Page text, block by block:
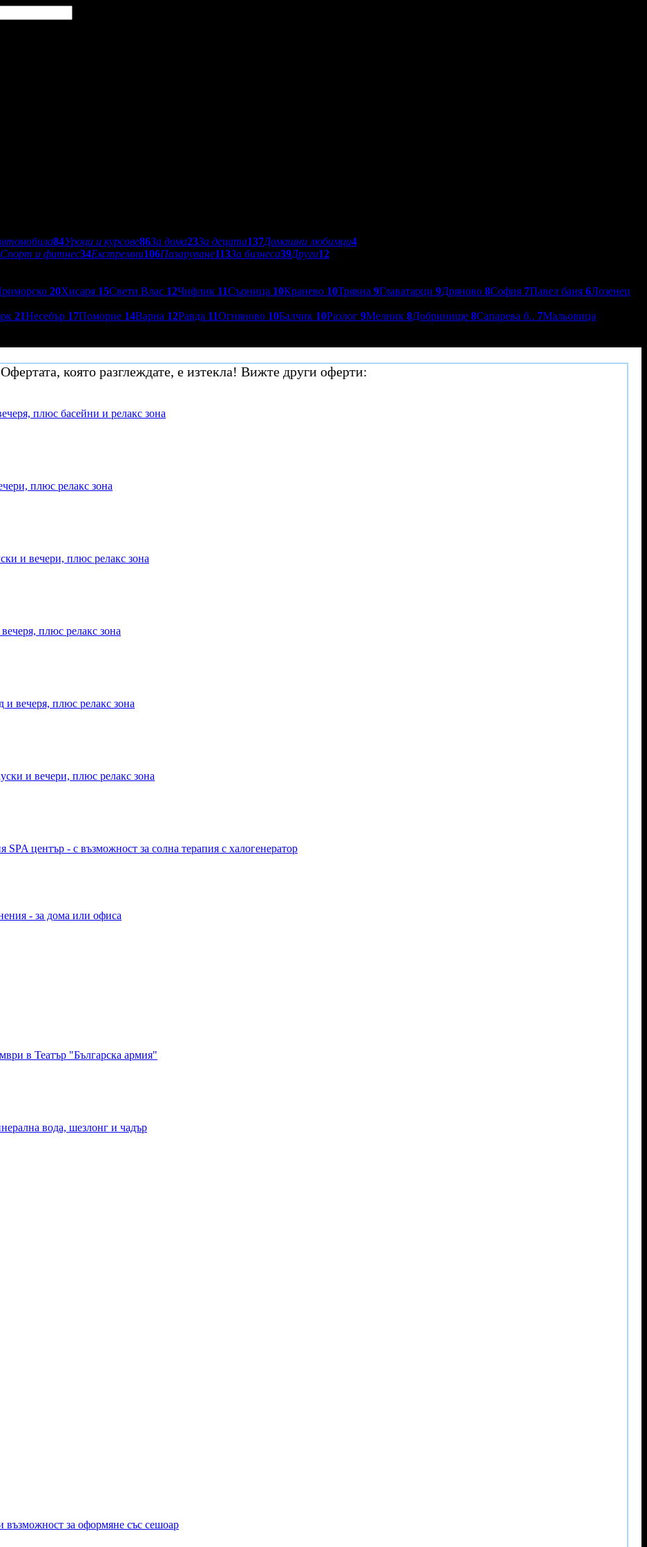
84Уроци и курсове86За дома23За децата137Домашни любимци4
Спорт и фитнес34Екстремни106Пазаруване113За бизнеса39Други12
20Хисаря 15Свети Влас 12Чифлик 11Сърница 10Кранево 10Трявна 9Главатарци 9Дряново 8София 7Павел баня 6Лозенец
21Несебър 17Поморие 14Варна 12Равда 11Огняново 10Балчик 10Разлог 9Мелник 8Добринище 8Сапарева б.. 7Мальовица
Офертата, която разглеждате, е изтекла! Вижте други оферти:
плюс басейни и релакс зона
плюс релакс зона
и вечери, плюс релакс зона
плюс релакс зона
и вечеря, плюс релакс зона
и вечери, плюс релакс зона
център - с възможност за солна терапия с халогенератор
- за дома или офиса
в Театър "Българска армия"
вода, шезлонг и чадър
възможност за оформяне със сешоар